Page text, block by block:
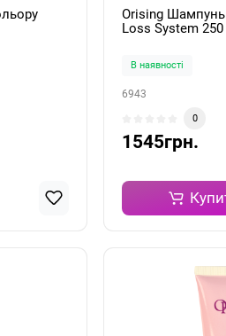
Orising
Loss System
В наявності
6943
0
1545грн.